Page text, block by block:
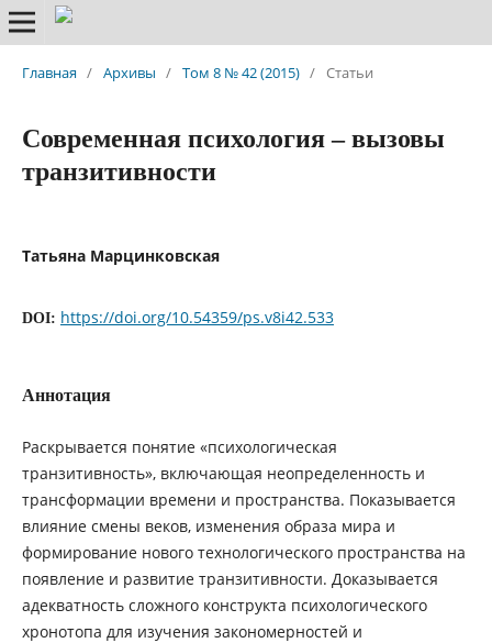
Главная / Архивы / Том 8 № 42 (2015) / Статьи
Современная психология – вызовы
транзитивности
Татьяна Марцинковская
DOI: https://doi.org/10.54359/ps.v8i42.533
Аннотация
Раскрывается понятие «психологическая
транзитивность», включающая неопределенность и
трансформации времени и пространства. Показывается
влияние смены веков, изменения образа мира и
формирование нового технологического пространства на
появление и развитие транзитивности. Доказывается
адекватность сложного конструкта психологического
хронотопа для изучения закономерностей и